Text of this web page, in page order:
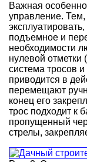
Важная
управление. Тем,
подъемное и
необходимости
нулевой
система тросов
приводится в
перемещают
конец его
трос подходит к
пропущенный
стрелы,